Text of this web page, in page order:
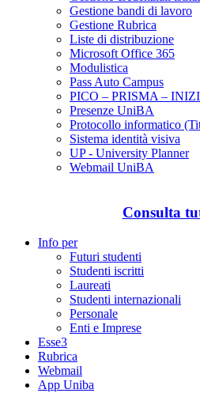
Gestione bandi di lavoro
Gestione Rubrica
Liste di distribuzione
Microsoft Office 365
Modulistica
Pass Auto Campus
PICO – PRISMA –
Presenze UniBA
Protocollo informatico
Sistema identità visiva
UP - University Planner
Webmail UniBA
Consulta
Info per
Futuri studenti
Studenti iscritti
Laureati
Studenti internazionali
Personale
Enti e Imprese
Esse3
Rubrica
Webmail
App Uniba